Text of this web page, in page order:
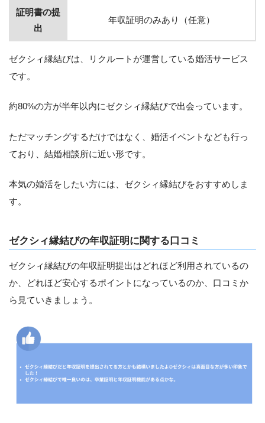
証明書の提
出
年収証明のみあり（任意）
ゼクシィ縁結びは、リクルートが運営している婚活サービス
です。
約80%の方が半年以内にゼクシィ縁結びで出会っています。
ただマッチングするだけではなく、婚活イベントなども行っ
ており、結婚相談所に近い形です。
本気の婚活をしたい方には、ゼクシィ縁結びをおすすめしま
す。
ゼクシィ縁結びの年収証明に関する口コミ
ゼクシィ縁結びの年収証明提出はどれほど利用されているの
か、どれほど安心するポイントになっているのか、口コミか
ら見ていきましょう。